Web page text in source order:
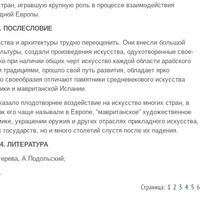
игравшую крупную роль в процессе взаимодей­ствия
Европы.
ПОСЛЕСЛОВИЕ
и архитектуры трудно переоценить. Они внесли большой
создали произведения искусства, одухотворенные свое­
при наличии общих черт искусство каждой области арабского
прошло свой путь развития, обладает ярко
отличают памятники сред­невекового искусства
и мавританской Испании.
плодотворнее воздействие на искусство многих стран, в
его чаще называли в Европе, “мавританское” художественное
украшении оружия и других отрас­лях прикладного искусства,
но и много сто­летий спустя после их падения.
4. ЛИТЕРАТУРА
А.Подольский;
Страница: 1 2 3 4 56